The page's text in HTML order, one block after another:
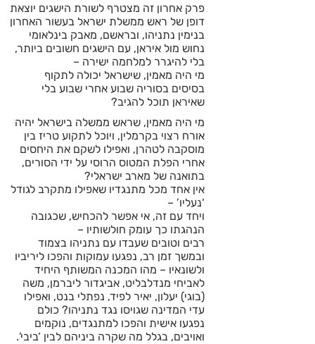
פרק אחרון זה מצטרף לשורת הישגים יוצאת
דופן של ראש ממשלת ישראל בעשור האחרון
בנימין נתניהו, ובראשם, מאבק בינלאומי
נחוש מול איראן, עם הישגים חשובים ביותר,
בלי להיגרר למלחמה ישירה –
מי היה מאמין, שישראל יכולה לתקוף
בסיסים בסוריה שבוע אחרי שבוע בלי
שאיראן תוכל להגיב?
מי היה מאמין, שראש ממשלה בישראל יהיה
אורח רצוי בקרמלין, ויוכל לתקוע טריז בין
מוסקבה לטהרן, ואפילו לשקם את היחסים
אחרי הפלת המטוס הרוסי על ידי הסורים,
בתואנה של מארב ישראלי?
אין אחד מכל מתנגדיו שאפילו מתקרב לגודל
‘נעליו’ –
ויחד עם זה, אי אפשר להכחיש, שכגובה
הנהגתו כך עומק חולשותיו –
רבים וטובים שעבדו עם נתניהו בצמוד
ובמשך זמן רב, נפגעו עמוקות והפכו ליריביו
ולשונאיו – מהו המכנה המשותף היחיד
לאביחי מנדלבליט, אביגדור ליברמן, משה
(בוגי) יעלון, יאיר לפיד, נפתלי בנט, ואפילו
עדי המדינה שגויסו נגד נתניהו? כולם
נפגעו אישית והפכו למתנגדים, נוקמים
ואויבים, בגלל מה שקרה ביניהם לבין ‘ביבי’.